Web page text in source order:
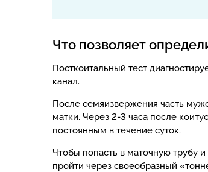
Что позволяет
Посткоитальный тест
канал.
После семяизвержения часть
матки. Через 2-3 часа после
постоянным в течение суток.
Чтобы попасть в маточную трубу
пройти через своеобразный